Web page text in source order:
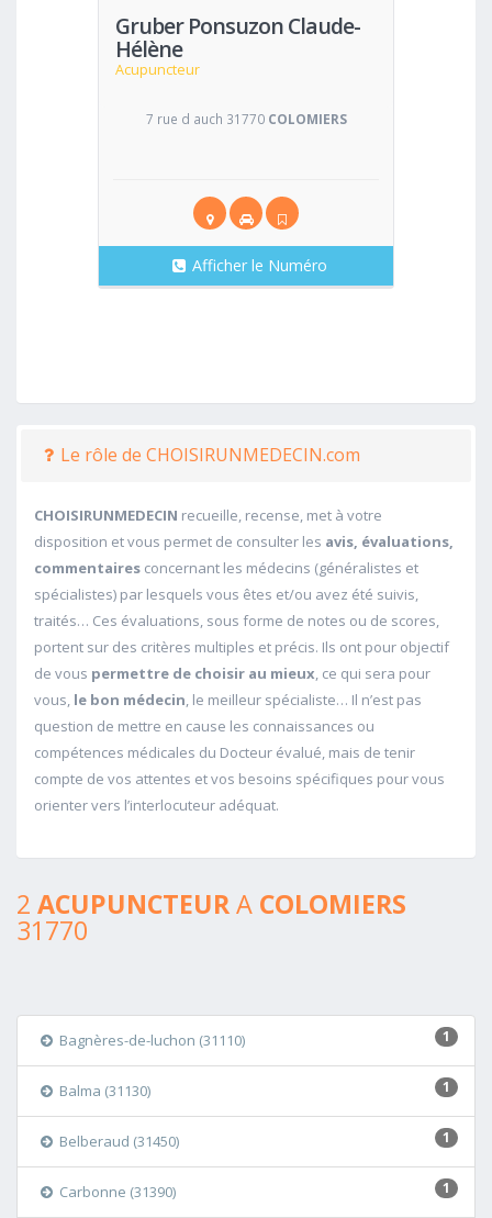
Gruber Ponsuzon Claude-
Hélène
Acupuncteur
7 rue d auch 31770 COLOMIERS
Afficher le Numéro
Le rôle de CHOISIRUNMEDECIN.com
CHOISIRUNMEDECIN recueille, recense, met à votre
disposition et vous permet de consulter les avis, évaluations,
commentaires concernant les médecins (généralistes et
spécialistes) par lesquels vous êtes et/ou avez été suivis,
traités… Ces évaluations, sous forme de notes ou de scores,
portent sur des critères multiples et précis. Ils ont pour objectif
de vous permettre de choisir au mieux, ce qui sera pour
vous, le bon médecin, le meilleur spécialiste… Il n’est pas
question de mettre en cause les connaissances ou
compétences médicales du Docteur évalué, mais de tenir
compte de vos attentes et vos besoins spécifiques pour vous
orienter vers l’interlocuteur adéquat.
2 ACUPUNCTEURA COLOMIERS
31770
1
Bagnères-de-luchon (31110)
1
Balma (31130)
1
Belberaud (31450)
1
Carbonne (31390)